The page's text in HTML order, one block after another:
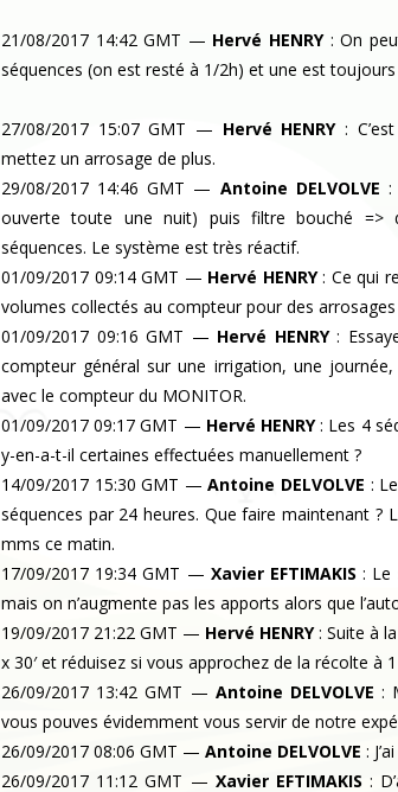
21/08/2017 14:42 GMT — Hervé HENRY:On
séquences (on est resté à 1/2h) et une est
27/08/2017 15:07 GMT — Hervé HENRY:
mettez un arrosage de plus.
29/08/2017 14:46 GMT — Antoine DELVOLVE :
ouverte toute une nuit) puis filtre bouché =>
séquences. Le système est très réactif.
01/09/2017 09:14 GMT — Hervé HENRY: Ce qui
volumes collectés au compteur pour des
01/09/2017 09:16 GMT — Hervé HENRY:
compteur général sur une irrigation, une
avec le compteur du MONITOR.
01/09/2017 09:17 GMT — Hervé HENRY: Les 4
y-en-a-t-il certaines effectuées manuellement ?
14/09/2017 15:30 GMT —Antoine DELVOLVE :
séquences par 24 heures. Que faire maintenant
mms ce matin.
17/09/2017 19:34 GMT — Xavier EFTIMAKIS : Le
mais on n’augmente pas les apports alors que
19/09/2017 21:22 GMT — Hervé HENRY: Suite à
x 30′ et réduisez si vous approchez de la récolte à
26/09/2017 13:42 GMT — Antoine DELVOLVE :
vous pouves évidemment vous servir de notre
26/09/2017 08:06 GMT — Antoine DELVOLVE :
26/09/2017 11:12 GMT — Xavier EFTIMAKIS :